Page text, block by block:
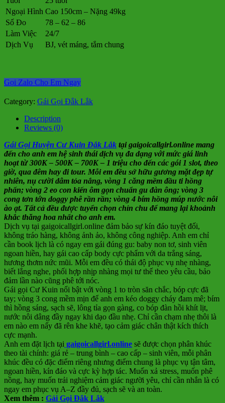
Ngoại Hình Cao 150cm – Nặng 49kg
Số Đo
78 – 62 – 86
Làm Việc
24/7
Dịch Vụ
BJ, vét máng, tắm chung
Gọi Zalo Cho Em Ngay
Category: Gái Gọi Đắk Lắk
Description
Reviews (0)
Gái Gọi Huyện Cư Kuin Đắk Lắk tại gaigoicallgirl.online mang
đến cho anh em hệ sinh thái dịch vụ đa dạng với mức giá linh
hoạt từ 300K – 500K – 700K – 1 triệu cho đến các gói 1 slot, theo
giờ, qua đêm hay đi tour. Mỗi em đều sở hữu gương mặt đẹp tự
nhiên, nụ cười dâm tỏa nắng, vòng 1 căng mềm đầu ti hồng
phấn; vòng 2 eo con kiến ôm gọn chuẩn gu đàn ông; vòng 3
cong tơn tớn doggy phê rần rần; vòng 4 bím hồng múp nước nôi
ào ạt. Tất cả đều được tuyển chọn chỉn chu để mang lại khoảnh
khắc thăng hoa nhất cho anh em.
Dịch vụ tại gaigoicallgirl.online đảm bảo sự kín đáo tuyệt đối,
không tráo hàng, không ảnh ảo, không công nghiệp. Anh em chỉ
cần book lịch là có ngay em gái đúng gu: baby non tơ, sinh viên
ngoan hiền, hay gái cao cấp body cực phẩm với da trắng sáng,
hương thơm nức mũi. Mỗi em đều có thái độ phục vụ nhẹ nhàng,
biết lắng nghe, phối hợp nhịp nhàng mọi tư thế theo yêu cầu, bảo
đảm lần nào cũng phê tới nóc.
Gái gọi Cư Kuin nổi bật với vòng 1 to tròn săn chắc, bóp cực đã
tay; vòng 3 cong mềm mịn để anh em kéo doggy cháy đam mê; bím
thì hồng sáng, sạch sẽ, lông tỉa gọn gàng, co bóp đàn hồi khít lịt,
nước nôi dâng đầy ngay khi dạo đầu nhẹ. Chỉ cần chạm nhẹ thôi là
em nào em nấy đã rên khe khẽ, tạo cảm giác chân thật kích thích
cực mạnh.
Anh em đặt lịch tại gaigoicallgirl.online sẽ được chọn phân khúc
theo tài chính: giá rẻ – trung bình – cao cấp – sinh viên, mỗi phân
khúc đều có đặc điểm riêng nhưng điểm chung là phục vụ tận tâm,
ngoan hiền, kín đáo và cực kỳ hợp tác. Muốn xả stress, muốn phê
nồng, hay muốn trải nghiệm cảm giác người yêu, chỉ cần nhắn là có
ngay em phục vụ A–Z đầy đủ, sạch sẽ và an toàn.
Xem thêm : Gái Gọi Đắk Lắk